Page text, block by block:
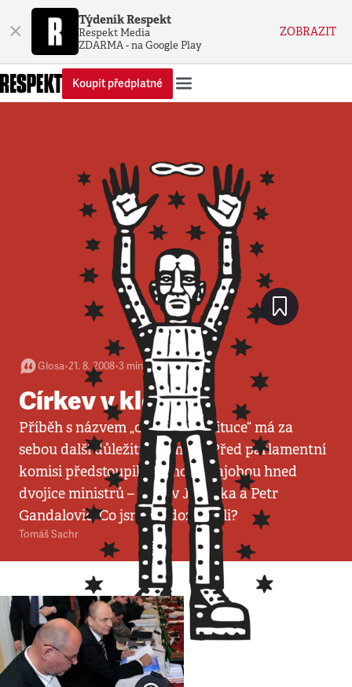
× Týdeník Respekt
Respekt Media
ZDARMA - na Google Play
ZOBRAZIT
Koupit předplatné
Glosa•21. 8. 2008•3 minuty
Církev v kleštích
Příběh s názvem „církevní restituce“ má za
sebou další důležitý moment. Před parlamentní
komisi předstoupila s jeho obhajobou hned
dvojice ministrů – Václav Jehlička a Petr
Gandalovič. Co jsme se dozvěděli?
Tomáš Sachr